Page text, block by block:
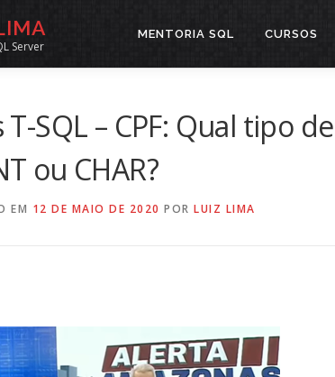
Server
MENTORIA SQL CURSOS
T-SQL – CPF: Qual tipo
ou CHAR?
EM 12 DE MAIO DE 2020 POR LUIZ LIMA